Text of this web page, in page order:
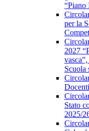
“Piano
per la
2027
Scuola
Stato
2025/